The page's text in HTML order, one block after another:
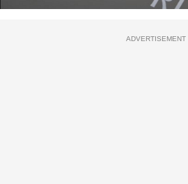
ADVERTISEMENT